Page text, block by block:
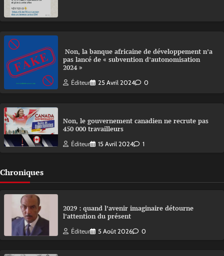
Non, la banque africaine de développement n’a
pas lancé de « subvention d’autonomisation
2024 »
Éditeur 25 Avril 2024 0
Non, le gouvernement canadien ne recrute pas
450 000 travailleurs
Éditeur 15 Avril 2024 1
Chroniques
2029 : quand l’avenir imaginaire détourne
l’attention du présent
Éditeur 5 Août 2026 0